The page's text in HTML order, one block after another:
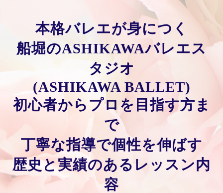
本格バレエが身につく
船堀のASHIKAWAバレエス
タジオ
(ASHIKAWA BALLET)
初心者からプロを目指す方ま
で
丁寧な指導で個性を伸ばす
歴史と実績のあるレッスン内
容